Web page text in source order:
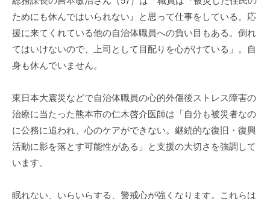
ためにも休んではいられない』と思って仕事をしている。応
援に来てくれている他の自治体職員への負い目もある。倒れ
てはいけないので、上司として目配りを心がけている」。自
身も休んでいません。
東日本大震災などで自治体職員の心的外傷後ストレス障害の
治療に当たった熊本市の仁木啓介医師は「自分も被災者なの
に公務に追われ、心のケアができない。継続的な復旧・復興
活動に影を落とす可能性がある」と支援の大切さを強調して
います。
眠れない、いらいらする、警戒心が強くなります。これらは